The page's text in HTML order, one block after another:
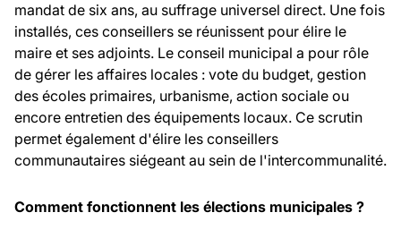
mandat de six ans, au suffrage universel direct. Une fois
installés, ces conseillers se réunissent pour élire le
maire et ses adjoints. Le conseil municipal a pour rôle
de gérer les affaires locales : vote du budget, gestion
des écoles primaires, urbanisme, action sociale ou
encore entretien des équipements locaux. Ce scrutin
permet également d'élire les conseillers
communautaires siégeant au sein de l'intercommunalité.
Comment fonctionnent les élections municipales ?